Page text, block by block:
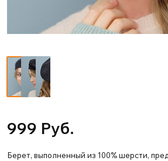
999 Руб.
Берет, выполненный из 100% шерсти,